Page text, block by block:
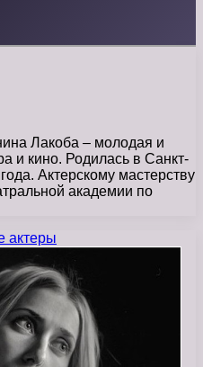
Лакоба – молодая и
и кино. Родилась в Санкт-
Актерскому мастерству
академии по
актеры